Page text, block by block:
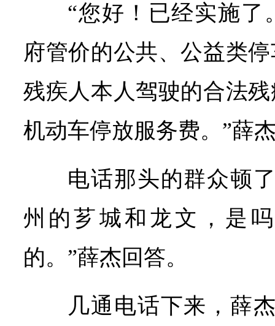
“您好！已经实施了
府管价的公共、公益类
残疾人本人驾驶的合法
机动车停放服务费。”薛
电话那头的群众顿
州的芗城和龙文，是
的。”薛杰回答。
几通电话下来，薛